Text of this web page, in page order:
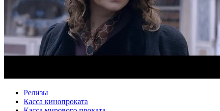
Релизы
Касса кинопроката